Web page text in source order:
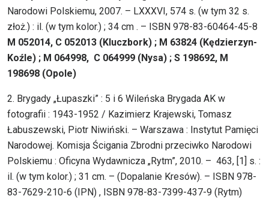
Narodowi Polskiemu, 2007. – LXXXVI, 574 s. (w tym 32 s.
złoż.) : il. (w tym kolor.) ; 34 cm . – ISBN 978-83-60464-45-8
M 052014, C 052013 (Kluczbork) ; M 63824 (Kędzierzyn-
Koźle) ; M 064998, C 064999 (Nysa) ; S 198692, M
198698 (Opole)
2. Brygady „Łupaszki” : 5 i 6 Wileńska Brygada AK w
fotografii : 1943-1952 / Kazimierz Krajewski, Tomasz
Łabuszewski, Piotr Niwiński. – Warszawa : Instytut Pamięci
Narodowej. Komisja Ścigania Zbrodni przeciwko Narodowi
Polskiemu : Oficyna Wydawnicza „Rytm”, 2010. – 463, [1] s. :
il. (w tym kolor.) ; 31 cm. – (Dopalanie Kresów). – ISBN 978-
83-7629-210-6 (IPN) , ISBN 978-83-7399-437-9 (Rytm)